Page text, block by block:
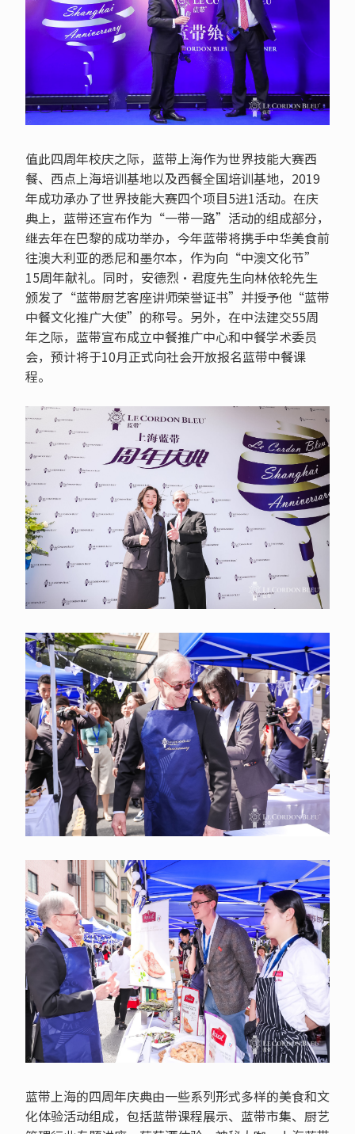
值此四周年校庆之际，蓝带上海作为世界技能大赛西
餐、西点上海培训基地以及西餐全国培训基地，2019
年成功承办了世界技能大赛四个项目5进1活动。在庆
典上，蓝带还宣布作为“一带一路”活动的组成部分，
继去年在巴黎的成功举办，今年蓝带将携手中华美食前
往澳大利亚的悉尼和墨尔本，作为向“中澳文化节”
15周年献礼。同时，安德烈·君度先生向林依轮先生
颁发了“蓝带厨艺客座讲师荣誉证书”并授予他“蓝带
中餐文化推广大使”的称号。另外，在中法建交55周
年之际，蓝带宣布成立中餐推广中心和中餐学术委员
会，预计将于10月正式向社会开放报名蓝带中餐课
程。
蓝带上海的四周年庆典由一些系列形式多样的美食和文
化体验活动组成，包括蓝带课程展示、蓝带市集、厨艺